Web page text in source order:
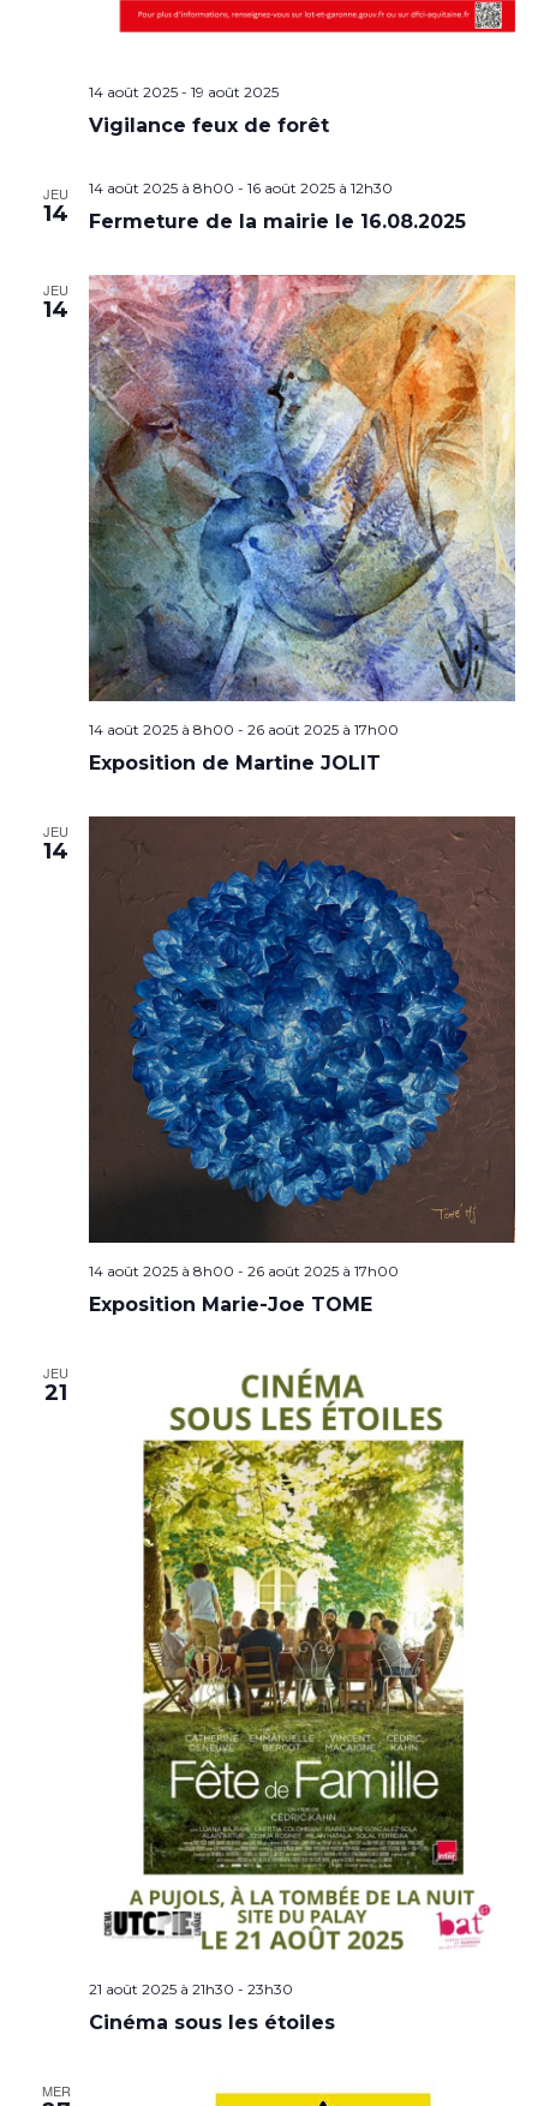
14 août 2025- 19 août 2025
Vigilance feux de forêt
JEU
14
14 août 2025 à 8h00 - 16 août 2025 à 12h30
Fermeture de la mairie le 16.08.2025
JEU
14
14 août 2025 à 8h00 - 26 août 2025 à 17h00
Exposition de Martine JOLIT
JEU
14
14 août 2025 à 8h00 - 26 août 2025 à 17h00
Exposition Marie-Joe TOME
JEU
21
21 août 2025 à 21h30 - 23h30
Cinéma sous les étoiles
MER